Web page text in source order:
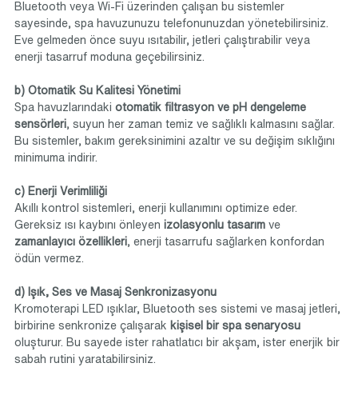
Bluetooth veya Wi-Fi üzerinden çalışan bu sistemler
sayesinde, spa havuzunuzu telefonunuzdan yönetebilirsiniz.
Eve gelmeden önce suyu ısıtabilir, jetleri çalıştırabilir veya
enerji tasarruf moduna geçebilirsiniz.
b) Otomatik Su Kalitesi Yönetimi
Spa havuzlarındaki otomatik filtrasyon ve pH dengeleme
sensörleri, suyun her zaman temiz ve sağlıklı kalmasını sağlar.
Bu sistemler, bakım gereksinimini azaltır ve su değişim sıklığını
minimuma indirir.
c) Enerji Verimliliği
Akıllı kontrol sistemleri, enerji kullanımını optimize eder.
Gereksiz ısı kaybını önleyen izolasyonlu tasarım ve
zamanlayıcı özellikleri, enerji tasarrufu sağlarken konfordan
ödün vermez.
d) Işık, Ses ve Masaj Senkronizasyonu
Kromoterapi LED ışıklar, Bluetooth ses sistemi ve masaj jetleri,
birbirine senkronize çalışarak kişisel bir spa senaryosu
oluşturur. Bu sayede ister rahatlatıcı bir akşam, ister enerjik bir
sabah rutini yaratabilirsiniz.